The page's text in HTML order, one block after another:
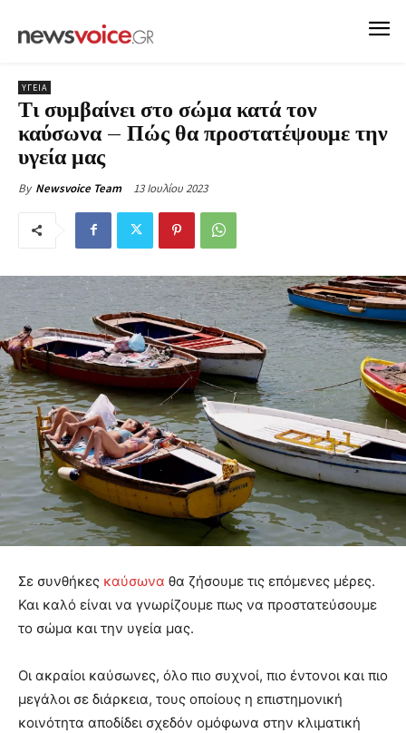
ΥΓΕΙΑ
Τι συμβαίνει στο σώμα κατά τον
καύσωνα – Πώς θα προστατέψουμε την
υγεία μας
By Newsvoice Team 13 Ιουλίου 2023
Σε συνθήκες καύσωνα θα ζήσουμε τις επόμενες μέρες.
Και καλό είναι να γνωρίζουμε πως να προστατεύσουμε
το σώμα και την υγεία μας.
Οι ακραίοι καύσωνες, όλο πιο συχνοί, πιο έντονοι και πιο
μεγάλοι σε διάρκεια, τους οποίους η επιστημονική
κοινότητα αποδίδει σχεδόν ομόφωνα στην κλιματική